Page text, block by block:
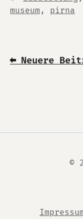
museum , pirna
⬅ Neuere
©